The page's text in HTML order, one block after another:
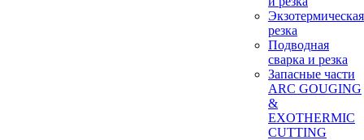
Экзотермическая
резка
Подводная
сварка и резка
Запасные части
ARC GOUGING
&
EXOTHERMIC
CUTTING